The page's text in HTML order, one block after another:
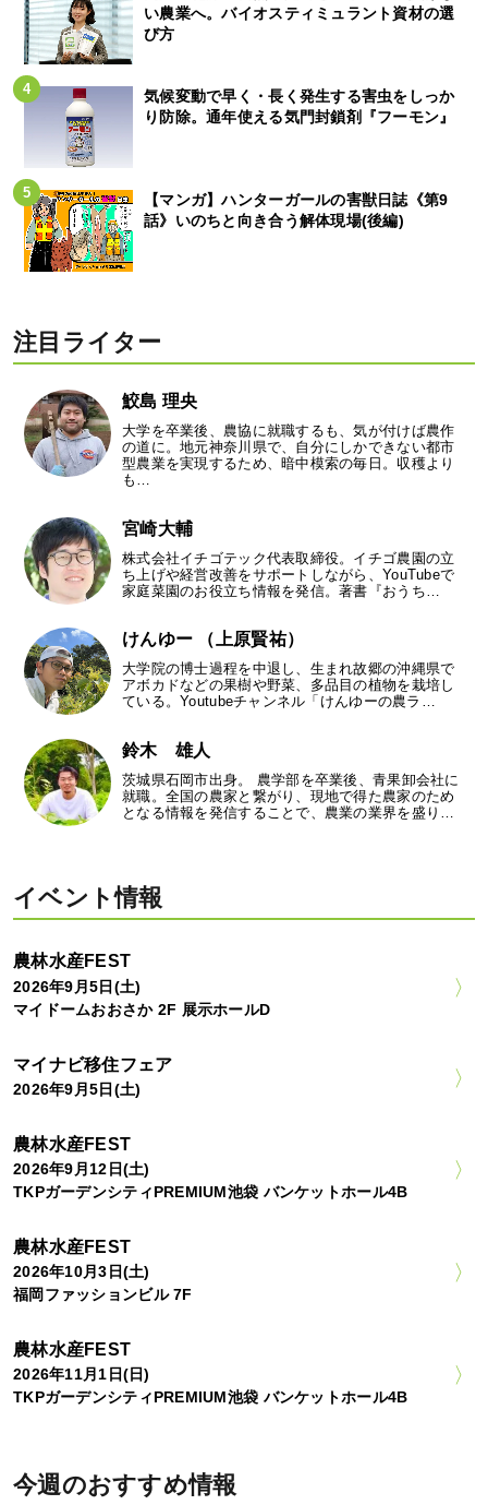
い農業へ。バイオスティミュラント資材の選
び方
気候変動で早く・長く発生する害虫をしっか
り防除。通年使える気門封鎖剤『フーモン』
【マンガ】ハンターガールの害獣日誌《第9
話》いのちと向き合う解体現場(後編)
注目ライター
鮫島 理央
大学を卒業後、農協に就職するも、気が付けば農作
の道に。地元神奈川県で、自分にしかできない都市
型農業を実現するため、暗中模索の毎日。収穫より
も…
宮崎大輔
株式会社イチゴテック代表取締役。イチゴ農園の立
ち上げや経営改善をサポートしながら、YouTubeで
家庭菜園のお役立ち情報を発信。著書『おうち…
けんゆー （上原賢祐）
大学院の博士過程を中退し、生まれ故郷の沖縄県で
アボカドなどの果樹や野菜、多品目の植物を栽培し
ている。Youtubeチャンネル「けんゆーの農ラ…
鈴木 雄人
茨城県石岡市出身。 農学部を卒業後、青果卸会社に
就職。全国の農家と繋がり、現地で得た農家のため
となる情報を発信することで、農業の業界を盛り…
イベント情報
農林水産FEST
2026年9月5日(土)
マイドームおおさか 2F 展示ホールD
マイナビ移住フェア
2026年9月5日(土)
農林水産FEST
2026年9月12日(土)
TKPガーデンシティPREMIUM池袋 バンケットホール4B
農林水産FEST
2026年10月3日(土)
福岡ファッションビル 7F
農林水産FEST
2026年11月1日(日)
TKPガーデンシティPREMIUM池袋 バンケットホール4B
今週のおすすめ情報